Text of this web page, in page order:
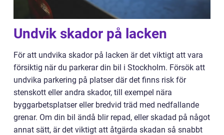
Undvik skador på lacken
För att undvika skador på lacken är det viktigt att vara
försiktig när du parkerar din bil i Stockholm. Försök att
undvika parkering på platser där det finns risk för
stenskott eller andra skador, till exempel nära
byggarbetsplatser eller bredvid träd med nedfallande
grenar. Om din bil ändå blir repad, eller skadad på något
annat sätt, är det viktigt att åtgärda skadan så snabbt